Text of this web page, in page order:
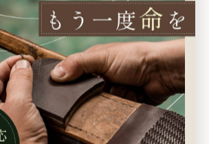
～18:30
＊＊